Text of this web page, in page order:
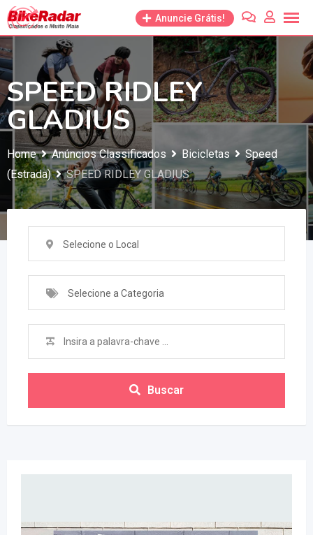
Anuncie Grátis!
SPEED RIDLEY
GLADIUS
Home Anúncios Classificados Bicicletas
Speed
(Estrada)
SPEED RIDLEY GLADIUS
Selecione o Local
Selecione a Categoria
Buscar